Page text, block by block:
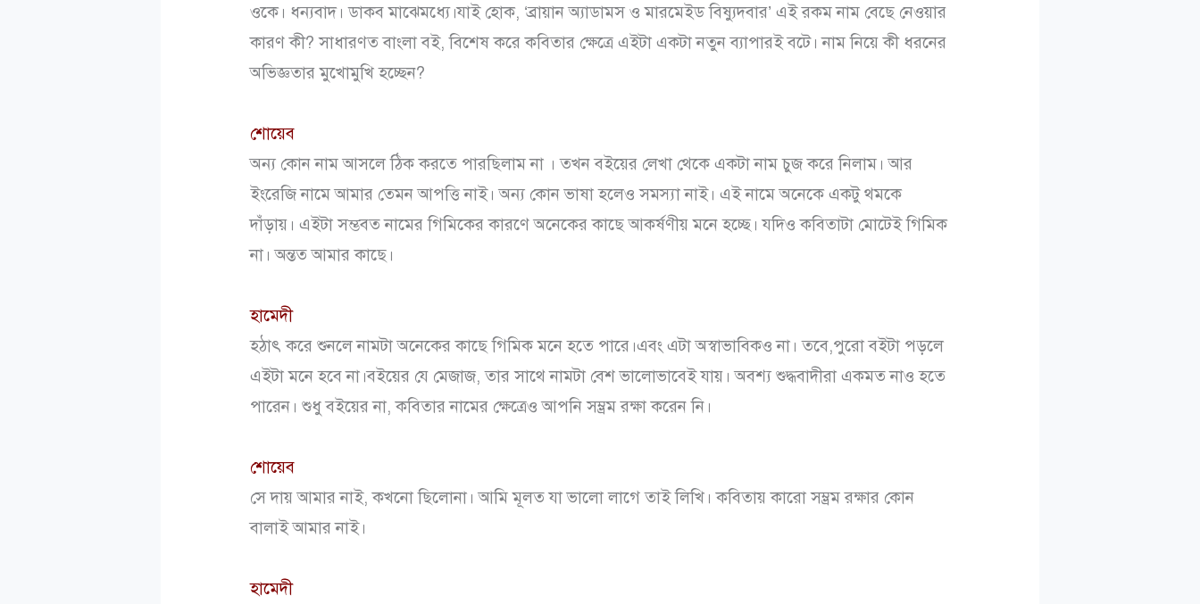
ওকে। ধন্যবাদ। ডাকব মাঝেমধ্যে।যাই হোক, ‘ব্রায়ান অ্যাডামস ও মারমেইড বিষ্যুদবার’ এই রকম নাম বেছে নেওয়ার
কারণ কী? সাধারণত বাংলা বই, বিশেষ করে কবিতার ক্ষেত্রে এইটা একটা নতুন ব্যাপারই বটে। নাম নিয়ে কী ধরনের
অভিজ্ঞতার মুখোমুখি হচ্ছেন?
শোয়েব
অন্য কোন নাম আসলে ঠিক করতে পারছিলাম না । তখন বইয়ের লেখা থেকে একটা নাম চুজ করে নিলাম। আর
ইংরেজি নামে আমার তেমন আপত্তি নাই। অন্য কোন ভাষা হলেও সমস্যা নাই। এই নামে অনেকে একটু থমকে
দাঁড়ায়। এইটা সম্ভবত নামের গিমিকের কারণে অনেকের কাছে আকর্ষণীয় মনে হচ্ছে। যদিও কবিতাটা মোটেই গিমিক
না। অন্তত আমার কাছে।
হামেদী
হঠাৎ করে শুনলে নামটা অনেকের কাছে গিমিক মনে হতে পারে।এবং এটা অস্বাভাবিকও না। তবে,পুরো বইটা পড়লে
এইটা মনে হবে না।বইয়ের যে মেজাজ, তার সাথে নামটা বেশ ভালোভাবেই যায়। অবশ্য শুদ্ধবাদীরা একমত নাও হতে
পারেন। শুধু বইয়ের না, কবিতার নামের ক্ষেত্রেও আপনি সম্ভ্রম রক্ষা করেন নি।
শোয়েব
সে দায় আমার নাই, কখনো ছিলোনা। আমি মূলত যা ভালো লাগে তাই লিখি। কবিতায় কারো সম্ভ্রম রক্ষার কোন
বালাই আমার নাই।
হামেদী